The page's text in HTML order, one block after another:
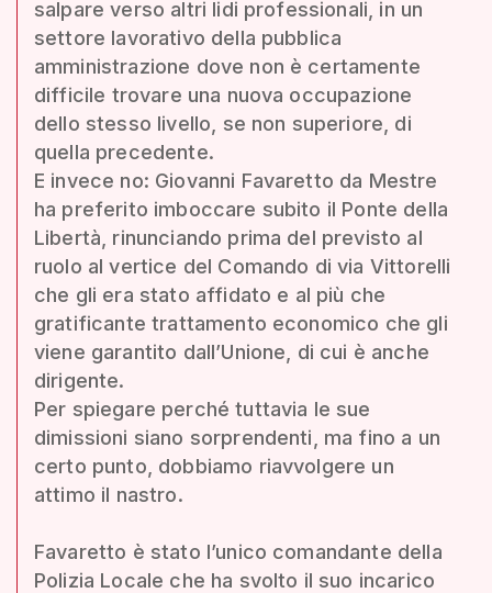
salpare verso altri lidi professionali, in un
settore lavorativo della pubblica
amministrazione dove non è certamente
difficile trovare una nuova occupazione
dello stesso livello, se non superiore, di
quella precedente.
E invece no: Giovanni Favaretto da Mestre
ha preferito imboccare subito il Ponte della
Libertà, rinunciando prima del previsto al
ruolo al vertice del Comando di via Vittorelli
che gli era stato affidato e al più che
gratificante trattamento economico che gli
viene garantito dall’Unione, di cui è anche
dirigente.
Per spiegare perché tuttavia le sue
dimissioni siano sorprendenti, ma fino a un
certo punto, dobbiamo riavvolgere un
attimo il nastro.
Favaretto è stato l’unico comandante della
Polizia Locale che ha svolto il suo incarico